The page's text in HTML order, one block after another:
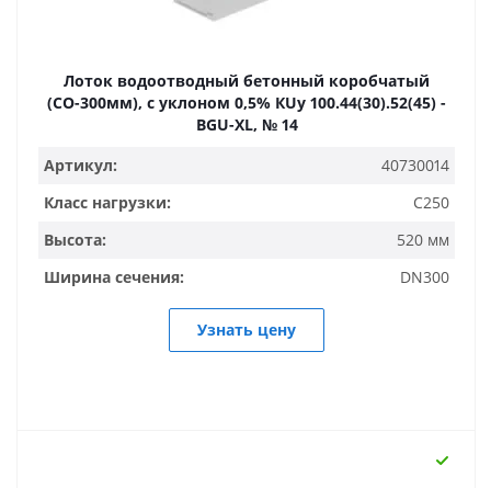
Лоток водоотводный бетонный коробчатый
(СО-300мм), с уклоном 0,5% КUу 100.44(30).52(45) -
BGU-XL, № 14
Артикул:
40730014
Класс нагрузки:
C250
Высота:
520 мм
Ширина сечения:
DN300
Узнать цену